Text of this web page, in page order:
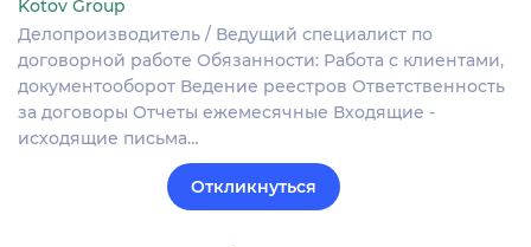
Kotov Group
Делопроизводитель / Ведущий специалист по
договорной работе Обязанности: Работа с клиентами,
документооборот Ведение реестров Ответственность
за договоры Отчеты ежемесячные Входящие -
исходящие письма…
Откликнуться